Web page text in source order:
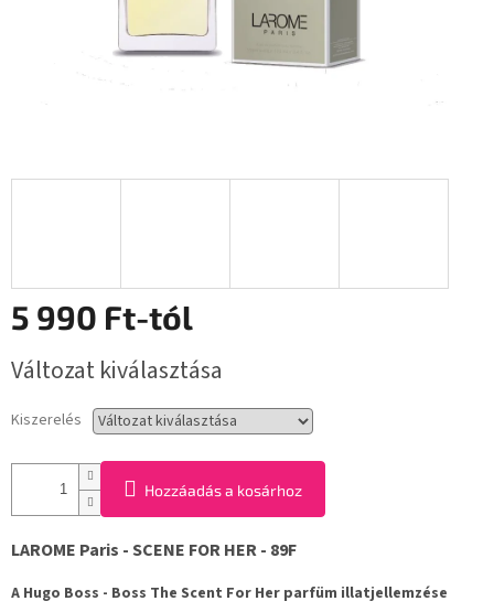
5 990 Ft-tól
Változat kiválasztása
Kiszerelés
Hozzáadás a kosárhoz
LAROME Paris - SCENE FOR HER - 89F
A Hugo Boss - Boss The Scent For Her parfüm illatjellemzése